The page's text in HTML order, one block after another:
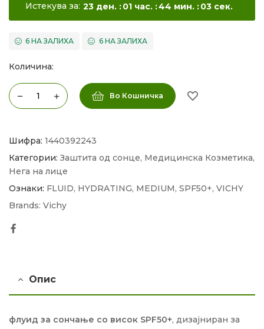
Истекува за: 23 ден. 01 час. 44 мин. 01 сек.
6 НА ЗАЛИХА 6 НА ЗАЛИХА
Количина:
Во Кошничка
Шифра: 1440392243
Категории: Заштита од сонце, Медицинска Козметика,
Нега на лице
Ознаки: FLUID, HYDRATING, MEDIUM, SPF50+, VICHY
Brands: Vichy
Опис
флуид за сончање со висок SPF50+, дизајниран за